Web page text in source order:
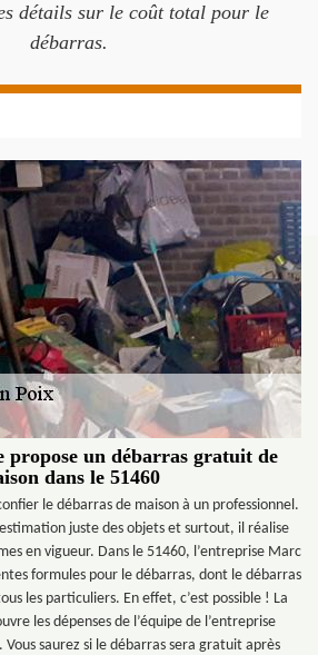
détails sur le coût total pour le
débarras.
un débarras gratuit de
dans le 51460
le débarras de maison à un professionnel.
juste des objets et surtout, il réalise
en vigueur. Dans le 51460, l’entreprise Marc
formules pour le débarras, dont le débarras
les particuliers. En effet, c’est possible ! La
les dépenses de l’équipe de l’entreprise
saurez si le débarras sera gratuit après